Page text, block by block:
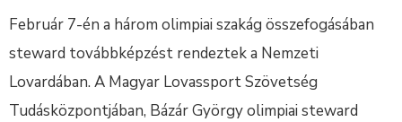
Február 7-én a három olimpiai szakág összefogásában
steward továbbképzést rendeztek a Nemzeti
Lovardában. A Magyar Lovassport Szövetség
Tudásközpontjában, Bázár György olimpiai steward